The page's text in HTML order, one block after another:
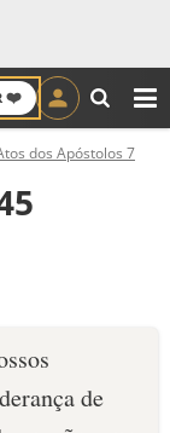
❤️
dos Apóstolos 7
de